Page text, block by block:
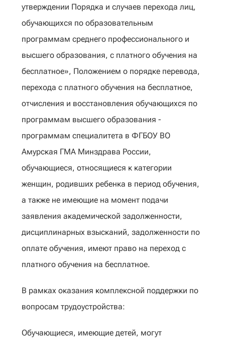
утверждении Порядка и случаев перехода лиц,
обучающихся по образовательным
программам среднего профессионального и
высшего образования, с платного обучения на
бесплатное», Положением о порядке перевода,
перехода с платного обучения на бесплатное,
отчисления и восстановления обучающихся по
программам высшего образования -
программам специалитета в ФГБОУ ВО
Амурская ГМА Минздрава России,
обучающиеся, относящиеся к категории
женщин, родивших ребенка в период обучения,
а также не имеющие на момент подачи
заявления академической задолженности,
дисциплинарных взысканий, задолженности по
оплате обучения, имеют право на переход с
платного обучения на бесплатное.
В рамках оказания комплексной поддержки по
вопросам трудоустройства:
Обучающиеся, имеющие детей, могут